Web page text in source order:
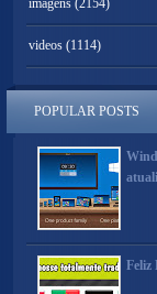
imagens (2154)
videos (1114)
POPULAR POSTS
Feliz